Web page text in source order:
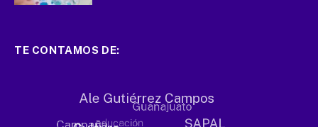
TE CONTAMOS DE: